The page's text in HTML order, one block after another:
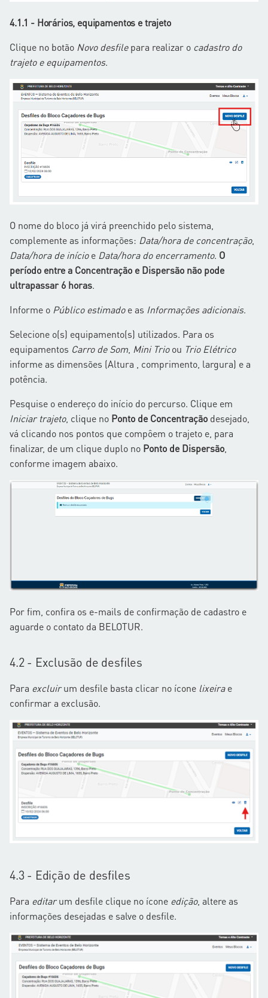
4.1.1 - Horários, equipamentos e trajeto
Clique no botão Novo desfilepara realizar o cadastro do
trajeto e equipamentos.
O nome do bloco já virá preenchido pelo sistema,
complemente as informações: Data/hora de concentração,
Data/hora de inícioe Data/hora do encerramento. O
período entre a Concentração e Dispersão não pode
ultrapassar 6 horas.
Informe o Público estimadoe as Informações adicionais.
Selecione o(s) equipamento(s) utilizados. Para os
equipamentos Carro de Som Mini Trioou Trio Elétrico
informe as dimensões (Altura , comprimento, largura) e a
potência.
Pesquise o endereço do início do percurso. Clique em
Iniciar trajeto, clique no Ponto de Concentração desejado,
vá clicando nos pontos que compôem o trajeto e, para
finalizar, de um clique duplo no Ponto de Dispersão
conforme imagem abaixo.
Por fim, confira os e-mails de confirmação de cadastro e
aguarde o contato da BELOTUR.
4.2 - Exclusão de desfiles
Para excluirum desfile basta clicar no ícone lixeirae
confirmar a exclusão.
4.3 - Edição de desfiles
Para editarum desfile clique no ícone edição, altere as
informações desejadas e salve o desfile.